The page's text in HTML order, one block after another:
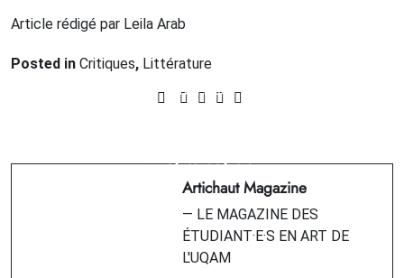
Article rédigé par Leila Arab
Posted in Critiques, Littérature
Prev Post
victimisation
Artichaut Magazine
— LE MAGAZINE DES
ÉTUDIANT·E·S EN ART DE
L'UQAM